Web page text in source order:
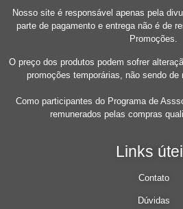
Nosso site é responsável apenas pela
parte de pagamento e entrega não é de
Promoções.
O preço dos produtos podem sofrer
promoções temporárias, não sendo de
Como participantes do Programa de
remunerados pelas compras
Links
Contato
Dúvidas